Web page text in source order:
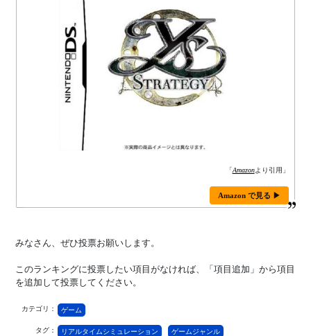
「Amazonより引用」
Amazon で見る ▶
みなさん、ぜひ投票お願いします。
このランキングに投票したい項目がなければ、「項目追加」から項目
を追加して投票してください。
カテゴリ： ゲーム
タグ： リアルタイムシミュレーション ゲームジャンル